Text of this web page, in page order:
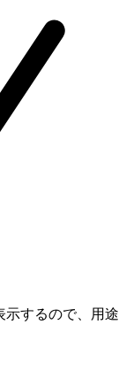
示するので、用途